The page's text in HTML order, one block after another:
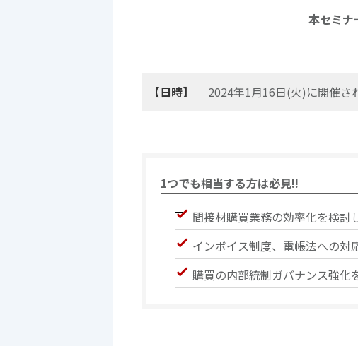
本セミナ
【日時】 2024年1月16日(火)に開催さ
1つでも相当する方は必見!!
間接材購買業務の効率化を検討
インボイス制度、電帳法への対
購買の内部統制ガバナンス強化